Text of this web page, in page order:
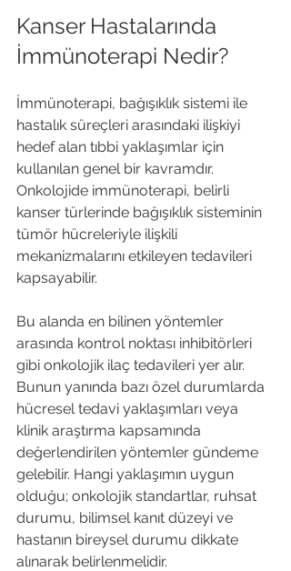
Kanser Hastalarında
İmmünoterapi Nedir?
İmmünoterapi, bağışıklık sistemi ile
hastalık süreçleri arasındaki ilişkiyi
hedef alan tıbbi yaklaşımlar için
kullanılan genel bir kavramdır.
Onkolojide immünoterapi, belirli
kanser türlerinde bağışıklık sisteminin
tümör hücreleriyle ilişkili
mekanizmalarını etkileyen tedavileri
kapsayabilir.
Bu alanda en bilinen yöntemler
arasında kontrol noktası inhibitörleri
gibi onkolojik ilaç tedavileri yer alır.
Bunun yanında bazı özel durumlarda
hücresel tedavi yaklaşımları veya
klinik araştırma kapsamında
değerlendirilen yöntemler gündeme
gelebilir. Hangi yaklaşımın uygun
olduğu; onkolojik standartlar, ruhsat
durumu, bilimsel kanıt düzeyi ve
hastanın bireysel durumu dikkate
alınarak belirlenmelidir.